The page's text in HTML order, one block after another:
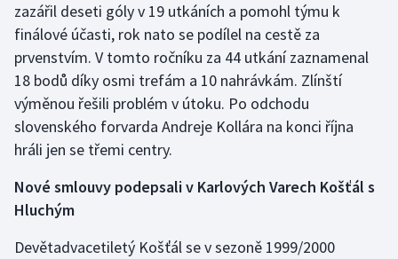
Motorsport
Olympijské hry
Parasport
Plavání
Plážový volejbal
Ragby
zazářil deseti góly v 19 utkáních a pomohl týmu k
finálové účasti, rok nato se podílel na cestě za
prvenstvím. V tomto ročníku za 44 utkání zaznamenal
18 bodů díky osmi trefám a 10 nahrávkám. Zlínští
výměnou řešili problém v útoku. Po odchodu
slovenského forvarda Andreje Kollára na konci října
hráli jen se třemi centry.
Nové smlouvy podepsali v Karlových Varech Košťál s
Hluchým
Devětadvacetiletý Košťál se v sezoně 1999/2000